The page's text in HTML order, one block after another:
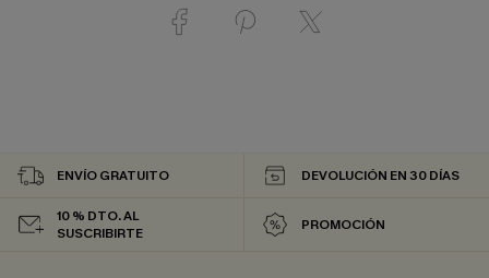
ENVÍO GRATUITO DEVOLUCIÓN EN 30 DÍAS
10 % DTO. AL
SUSCRIBIRTE
PROMOCIÓN